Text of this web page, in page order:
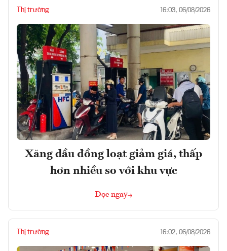
Thị trường 16:03, 06/08/2026
Xăng dầu đồng loạt giảm giá, thấp
hơn nhiều so với khu vực
Đọc ngay
Thị trường 16:02, 06/08/2026